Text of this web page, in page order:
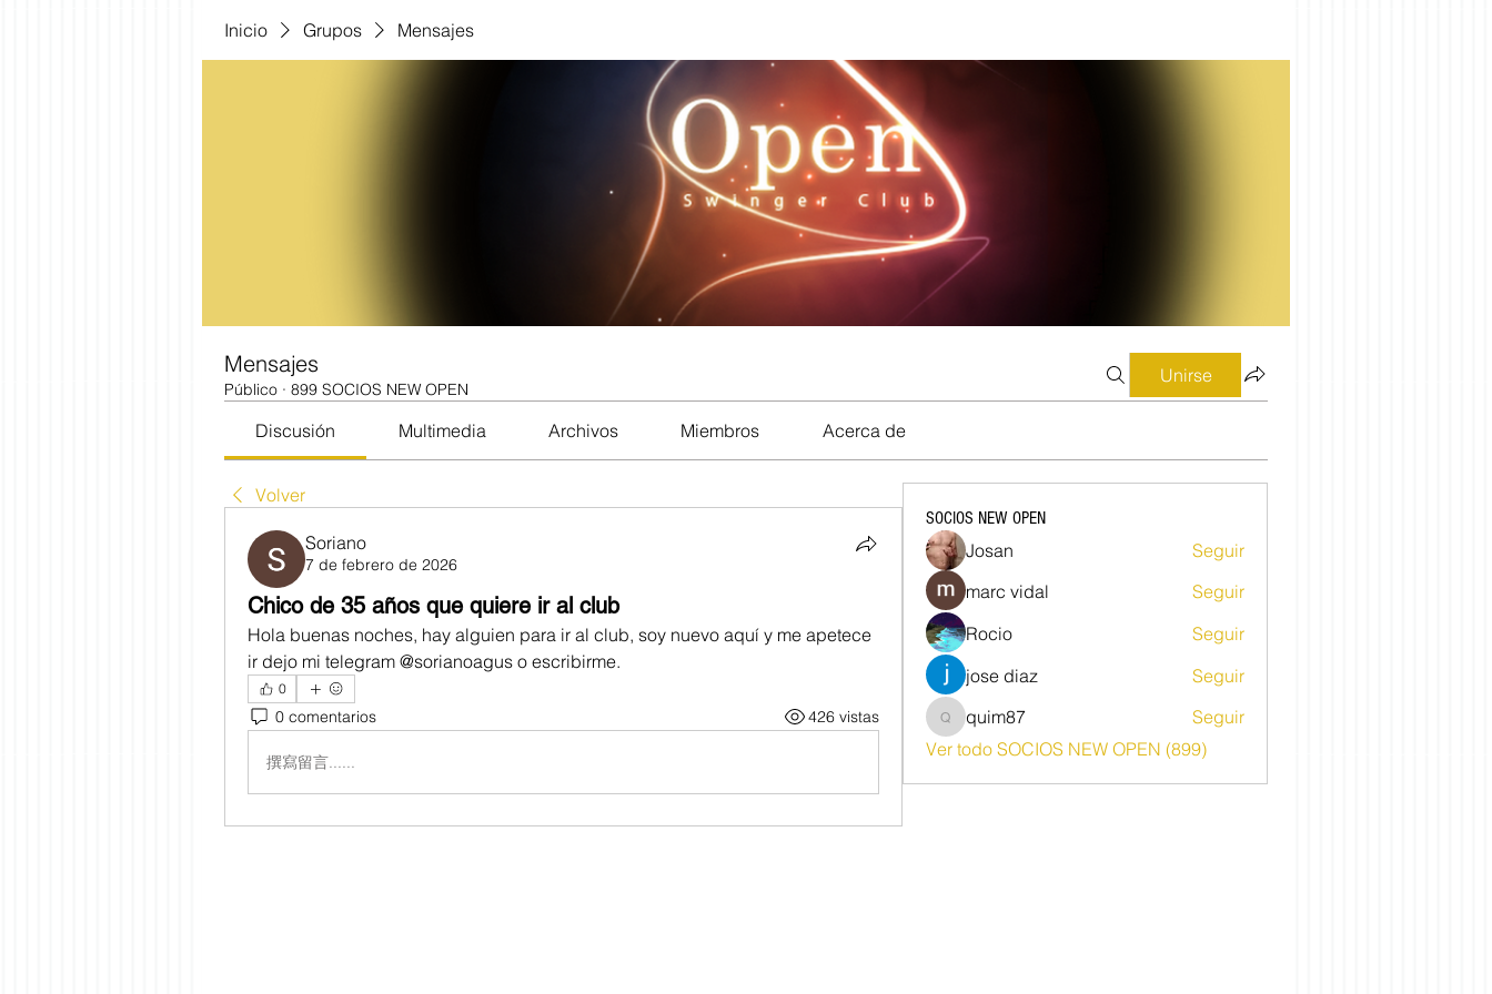
Inicio Grupos Mensajes
Mensajes
Público · 899 SOCIOS NEW OPEN
Unirse
Discusión Multimedia Archivos Miembros Acerca de
Volver
Soriano
7 de febrero de 2026
Chico de 35 años que quiere ir al club
Hola buenas noches, hay alguien para ir al club, soy nuevo aquí y me apetece
ir dejo mi telegram @sorianoagus o escribirme.
0
0 comentarios 426 vistas
撰寫留言......
SOCIOS NEW OPEN
Josan
Seguir
marc vidal
Seguir
Rocio
Seguir
jose diaz
Seguir
quim87quim87
Seguir
Ver todo SOCIOS NEW OPEN (899)